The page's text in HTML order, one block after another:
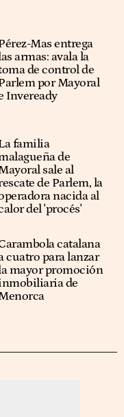
Mas entrega
armas: avala la
de control de
por Mayoral
Inveready
familia
de
sale al
de Parlem, la
nacida al
del 'procés'
catalana
cuatro para lanzar
mayor promoción
de